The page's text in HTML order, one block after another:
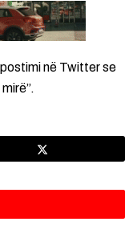
në Twitter se